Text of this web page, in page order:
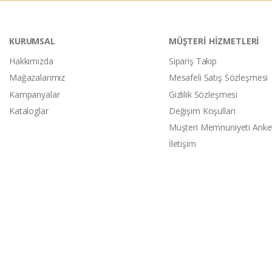
KURUMSAL
Hakkımızda
Mağazalarımız
Kampanyalar
Kataloglar
MÜŞTERİ HİZMETLERİ
Sipariş Takip
Mesafeli Satış Sözleşmesi
Gizlilik Sözleşmesi
Değişim Koşulları
Müşteri Memnuniyeti
İletişim